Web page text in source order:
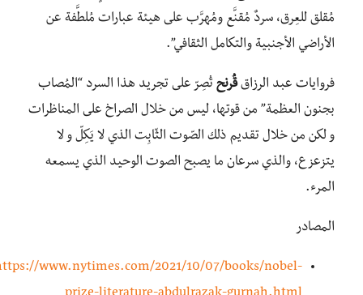
مُقلق للعِرق، سردٌ مُقنَّع ومُهرَّب على هيئة عبارات مُلطَّفة عن
الأراضي الأجنبية والتكامل الثقافي”.
فروايات عبد الرزاققُرنح تُصِرّ على تجريد هذا السرد “المُصاب
بجنون العظمة” من قوتها، ليس من خلال الصراخ على المناظرات
و لكن من خلال تقديم ذلك الصّوت الثّابِت الذي لا يَكِلّ و لا
يتزعزع، والذي سرعان ما يصبح الصوت الوحيد الذي يسمعه
المرء.
المصادر
www.nytimes.com/2021/10/07/books/nobel-